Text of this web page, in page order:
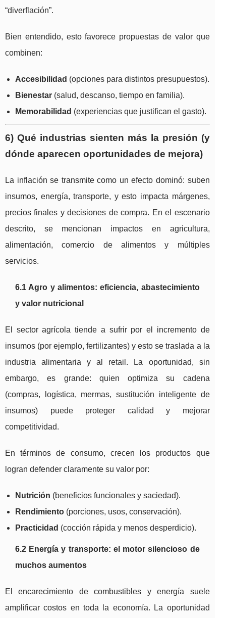
“diverflación”.
Bien entendido, esto favorece propuestas de valor que
combinen:
Accesibilidad (opciones para distintos presupuestos).
Bienestar (salud, descanso, tiempo en familia).
Memorabilidad (experiencias que justifican el gasto).
6) Qué industrias sienten más la presión (y
dónde aparecen oportunidades de mejora)
La inflación se transmite como un efecto dominó: suben
insumos, energía, transporte, y esto impacta márgenes,
precios finales y decisiones de compra. En el escenario
descrito, se mencionan impactos en agricultura,
alimentación, comercio de alimentos y múltiples
servicios.
6.1 Agro y alimentos: eficiencia, abastecimiento
y valor nutricional
El sector agrícola tiende a sufrir por el incremento de
insumos (por ejemplo, fertilizantes) y esto se traslada a la
industria alimentaria y al retail. La oportunidad, sin
embargo, es grande: quien optimiza su cadena
(compras, logística, mermas, sustitución inteligente de
insumos) puede proteger calidad y mejorar
competitividad.
En términos de consumo, crecen los productos que
logran defender claramente su valor por:
Nutrición (beneficios funcionales y saciedad).
Rendimiento (porciones, usos, conservación).
Practicidad (cocción rápida y menos desperdicio).
6.2 Energía y transporte: el motor silencioso de
muchos aumentos
El encarecimiento de combustibles y energía suele
amplificar costos en toda la economía. La oportunidad